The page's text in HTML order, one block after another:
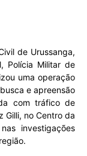
de Urussanga,
Polícia Militar de
uma operação
e apreensão
com tráfico de
Gilli, no Centro da
investigações